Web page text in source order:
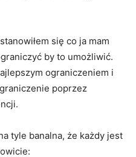
się co ja mam
by to umożliwić.
ograniczeniem i
poprzez
tyle banalna, że każdy jest